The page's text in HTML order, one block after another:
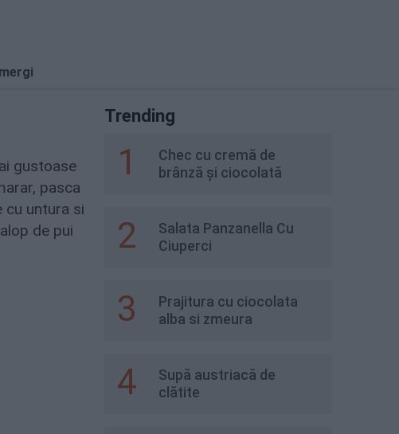
gustoase
pasca
cu untura si
de pui
Trending
1
Chec cu cremă de
brânză și ciocolată
2
Salata Panzanella Cu
Ciuperci
3
Prajitura cu ciocolata
alba si zmeura
4
Supă austriacă de
clătite